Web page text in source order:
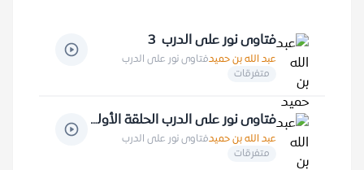
فتاوى نور على الدرب 3
عبد الله بن حميدفتاوى نور على الدرب
متفرقات
فتاوى نور على الدرب الحلقة الأولى
عبد الله بن حميدفتاوى نور على الدرب
متفرقات